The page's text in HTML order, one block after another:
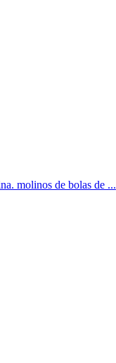
molinos de bolas de ...